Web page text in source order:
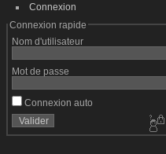
Connexion
Connexion rapide
Nom d'utilisateur
Mot de passe
Connexion auto